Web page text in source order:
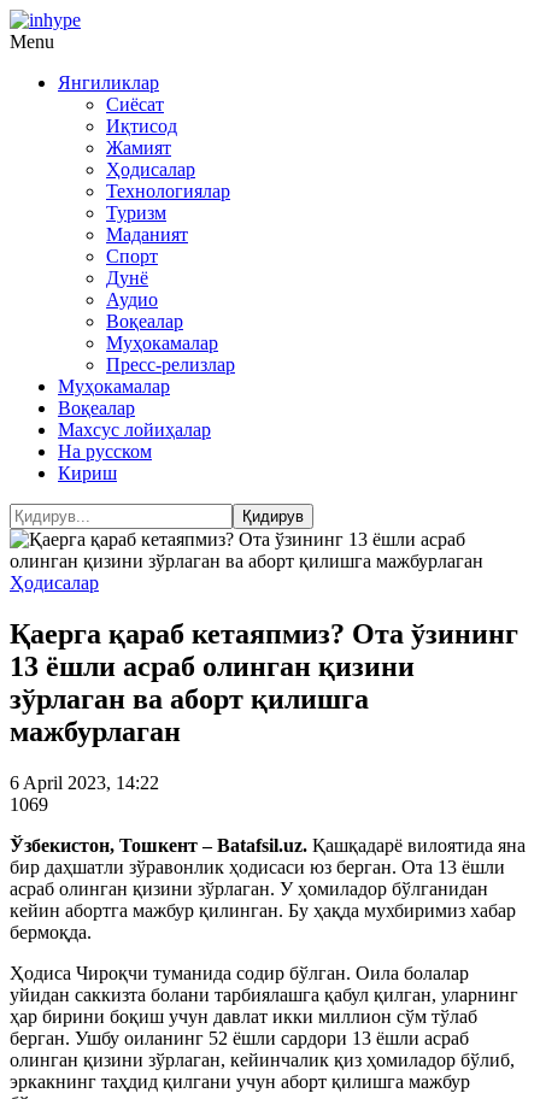
Menu
Янгиликлар
Сиёсат
Иқтисод
Жамият
Ҳодисалар
Технологиялар
Туризм
Маданият
Спорт
Дунё
Аудио
Воқеалар
Муҳокамалар
Пресс-релизлар
Муҳокамалар
Воқеалар
Махсус лойиҳалар
На русском
Кириш
Ҳодисалар
Қаерга қараб кетаяпмиз? Ота ўзининг
13 ёшли асраб олинган қизини
зўрлаган ва аборт қилишга
мажбурлаган
6 April 2023, 14:22
1069
Ўзбекистон, Тошкент – Batafsil.uz. Қашқадарё вилоятида яна
бир даҳшатли зўравонлик ҳодисаси юз берган. Ота 13 ёшли
асраб олинган қизини зўрлаган. У ҳомиладор бўлганидан
кейин абортга мажбур қилинган. Бу ҳақда мухбиримиз хабар
бермоқда.
Ҳодиса Чироқчи туманида содир бўлган. Оила болалар
уйидан саккизта болани тарбиялашга қабул қилган, уларнинг
ҳар бирини боқиш учун давлат икки миллион сўм тўлаб
берган. Ушбу оиланинг 52 ёшли сардори 13 ёшли асраб
олинган қизини зўрлаган, кейинчалик қиз ҳомиладор бўлиб,
эркакнинг таҳдид қилгани учун аборт қилишга мажбур